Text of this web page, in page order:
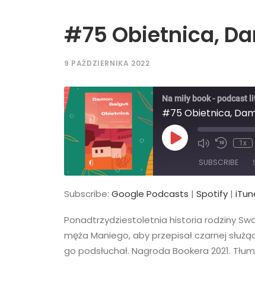
#75 Obietnica,
9 PAŹDZIERNIKA 2022
Na miły book - podcast
#75 Obietnica,
Play
Episode
1x
SUBSCRIBE
Google Podcasts
RSS FEED
SHARE
LINK
Subscribe: Google Podcasts | Spotify |
Ponadtrzydziestoletnia historia rodziny
męża Maniego, aby przepisał czarnej
go podsłuchał. Nagroda Bookera 2021.